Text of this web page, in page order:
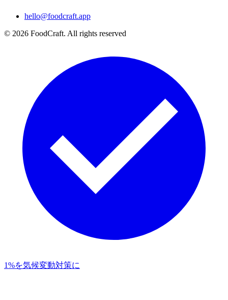
hello@foodcraft.app
© 2026 FoodCraft. All rights reserved
1%を気候変動対策に